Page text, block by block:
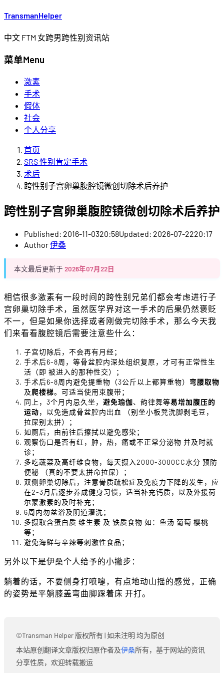
TransmanHelper
中文 FTM 女跨男跨性别资讯站
菜单Menu
激素
手术
假体
社会
个人分享
首页
SRS 性别肯定手术
术后
跨性别子宫卵巢腹腔镜微创切除术后养护
跨性别子宫卵巢腹腔镜微创切除术后养护
Published: 2016-11-0320:58Updated: 2026-07-2220:17
Author伊桑
本文最后更新于 2026年07月22日
相信很多激素有一段时间的跨性别兄弟们都会考虑进行子
宫卵巢切除手术，虽然医学界对这一手术的后果仍然褒贬
不一，但是如果你选择或者刚做完切除手术，那么今天我
们来看看腹腔镜后需要注意些什么：
子宫切除后，不会再有月经；
手术后6-8周，等骨盆腔内深处组织复原，才可有正常性生
活（即 被进入的那种性交）；
手术后6-8周内避免提重物（3公斤以上都算重物） 弯腰取物
及爬楼梯。可适当使用束腹带；
同上，3个月内忌久坐， 避免瑜伽、韵律舞等易增加腹压的
运动，以免造成骨盆腔内出血 （别坐小板凳洗脚剥毛豆，
拉屎别太拼）；
如厕后，由前往后擦拭以避免感染；
观察伤口是否有红，肿，热，痛或不正常分泌物 并及时就
诊；
多吃蔬菜及高纤维食物，每天摄入2000-3000CC水分 预防
便秘 （真的不要太拼命拉屎）；
双侧卵巢切除后，注意骨质疏松症及免疫力下降的发生，应
在2-3月后逐步养成健身习惯，适当补充钙质，以及外援荷
尔蒙激素的及时补充；
6周内勿盆浴及阴道灌洗；
多摄取含蛋白质 维生素 及 铁质食物 如：鱼汤 葡萄 樱桃
等；
避免海鲜与辛辣等刺激性食品；
另外以下是伊桑个人给予的小撇步：
躺着的话，不要侧身打喷嚏，有点地动山摇的感觉，正确
的姿势是平躺膝盖弯曲脚踩着床 开打。
©Transman Helper 版权所有 | 如未注明 均为原创
本站原创翻译文章版权归原作者及伊桑所有，基于网站的资讯
分享性质，欢迎转载搬运